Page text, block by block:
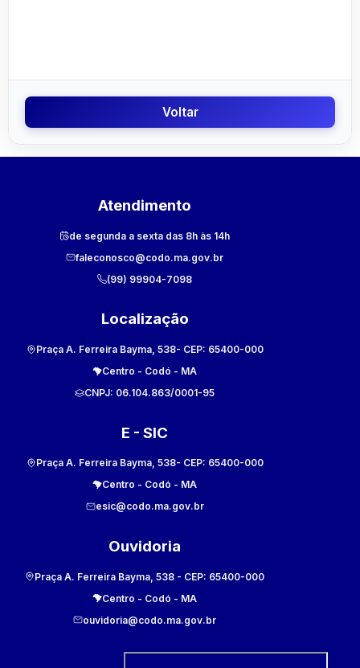
Voltar
Atendimento
de segunda a sexta das 8h às 14h
faleconosco@codo.ma.gov.br
(99) 99904-7098
Localização
Praça A. Ferreira Bayma, 538- CEP: 65400-000
Centro - Codó - MA
CNPJ: 06.104.863/0001-95
E - SIC
Praça A. Ferreira Bayma, 538- CEP: 65400-000
Centro - Codó - MA
esic@codo.ma.gov.br
Ouvidoria
Praça A. Ferreira Bayma, 538 - CEP: 65400-000
Centro - Codó - MA
ouvidoria@codo.ma.gov.br